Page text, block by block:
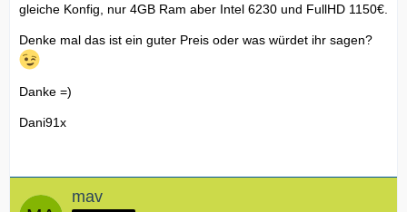
gleiche Konfig, nur 4GB Ram aber Intel 6230 und FullHD 1150€.
Denke mal das ist ein guter Preis oder was würdet ihr sagen?
Danke =)
Dani91x
mav